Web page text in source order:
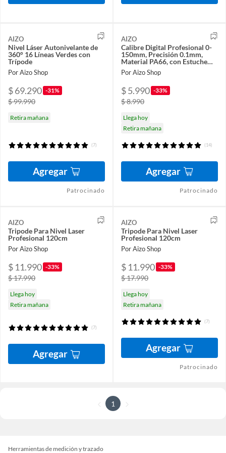
AIZO
Nivel Láser Autonivelante de
360° 16 Líneas Verdes con
Trípode
Por Aizo Shop
$ 69.290 -31%
$ 99.990
Retira mañana
(7)
Agregar
Patrocinado
AIZO
Calibre Digital Profesional 0-
150mm, Precisión 0.1mm,
Material PA66, con Estuche
Incluido
Por Aizo Shop
$ 5.990 -33%
$ 8.990
Llega hoy
Retira mañana
(14)
Agregar
Patrocinado
AIZO
Tripode Para Nivel Laser
Profesional 120cm
Por Aizo Shop
$ 11.990 -33%
$ 17.990
Llega hoy
Retira mañana
(7)
Agregar
AIZO
Tripode Para Nivel Laser
Profesional 120cm
Por Aizo Shop
$ 11.990 -33%
$ 17.990
Llega hoy
Retira mañana
(7)
Agregar
Patrocinado
1
Herramientas de medición y trazado